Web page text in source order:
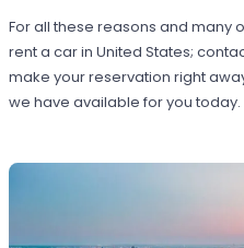
For all these reasons and many
rent a car in United States;
make your reservation right
we have available for you today.